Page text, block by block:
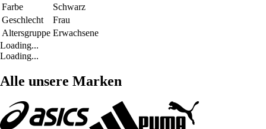
Farbe
Schwarz
Geschlecht
Frau
Altersgruppe Erwachsene
Loading...
Loading...
Alle unsere Marken